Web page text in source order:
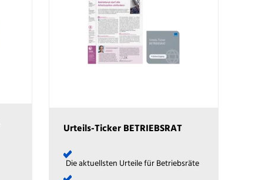
Urteils-Ticker BETRIEBSRAT
Die aktuellsten Urteile für Betriebsräte